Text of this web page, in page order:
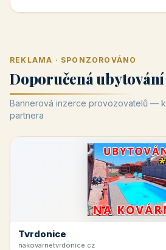
REKLAMA · SPONZOROVÁNO
Doporučená ubytování
Bannerová inzerce provozovatelů —
partnera
Tvrdonice
nakovarnetvrdonice.cz